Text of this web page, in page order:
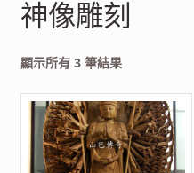
神像雕刻
顯示所有 3 筆結果依
銷
度
排
序